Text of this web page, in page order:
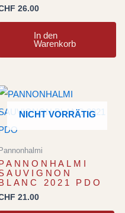
26.00
In den
Warenkorb
NICHT VORRÄTIG
Pannonhalmi
2021 PDO
21.00